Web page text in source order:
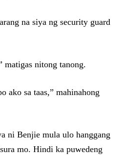
na siya ng security guard
matigas nitong tanong.
ako sa taas,” mahinahong
ni Benjie mula ulo hanggang
mo. Hindi ka puwedeng